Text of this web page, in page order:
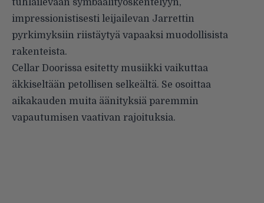
tuhlailevaan symbaalityöskentelyyn,
impressionistisesti leijailevan Jarrettin
pyrkimyksiin riistäytyä vapaaksi muodollisista
rakenteista.
Cellar Doorissa esitetty musiikki vaikuttaa
äkkiseltään petollisen selkeältä. Se osoittaa
aikakauden muita äänityksiä paremmin
vapautumisen vaativan rajoituksia.